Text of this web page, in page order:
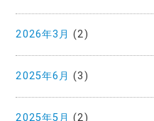
2026年3月 (2)
2025年6月 (3)
2025年5月 (2)